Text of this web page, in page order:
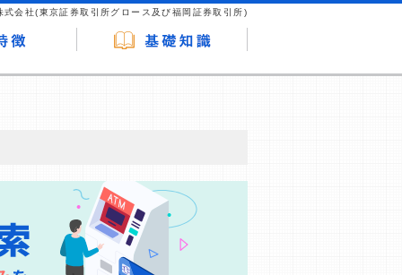
式会社(東京証券取引所グロース及び福岡証券取引所)
く、当編集部の調査／ユーザーへの口コ